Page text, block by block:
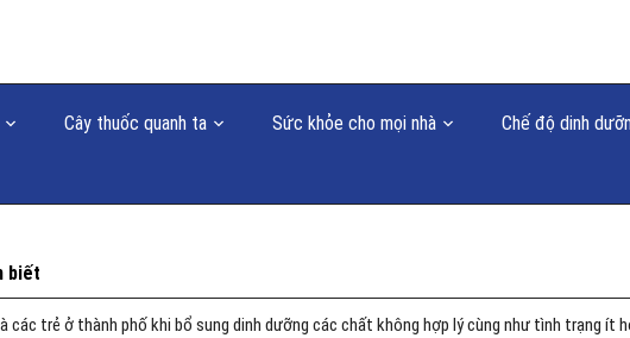
Cây thuốc quanh ta Sức khỏe cho mọi nhà
Chế độ dinh
biết
các trẻ ở thành phố khi bổ sung dinh dưỡng các chất không hợp lý cùng như tình trạng ít